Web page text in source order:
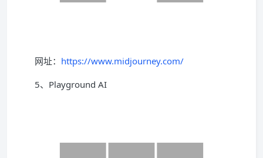
网址： https://www.midjourney.com/
5、Playground AI